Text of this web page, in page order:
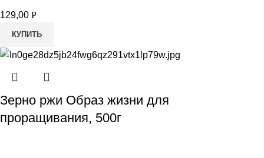
129,00 Р
КУПИТЬ
Зерно ржи Образ жизни для
проращивания, 500г